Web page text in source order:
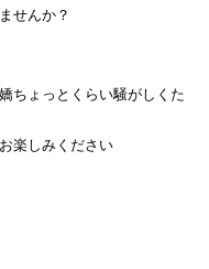
せんか？
ちょっとくらい騒がしくた
楽しみください